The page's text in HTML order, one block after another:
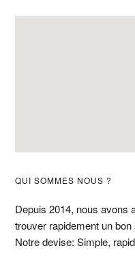
Barre
latérale
principale
QUI SOMMES NOUS ?
Depuis 2014, nous avons
trouver rapidement un
Notre devise: Simple,